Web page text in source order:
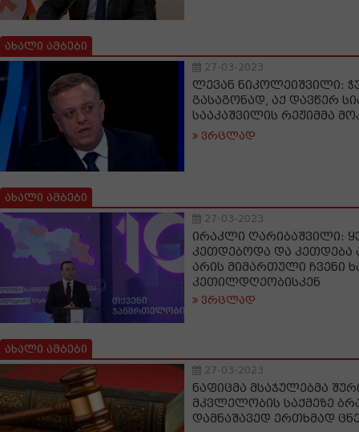
ახალი ამბები
27-03-2023
ლევან ნიკოლეიშვილი:
გასაგონად, აქ დავწერ
სააკაშვილის რეჟიმმა
ვრცლად
ახალი ამბები
27-03-2023
ირაკლი ღარიბაშვილი:
კეთდებოდა და კეთდება
არის მიმართული ჩვენი
კეთილდღეობისკენ
ვრცლად
ახალი ამბები
27-03-2023
ნაფიცმა მსაჯულებმა
მკვლელობის საქმეზე
დამნაშავედ ერთხმად